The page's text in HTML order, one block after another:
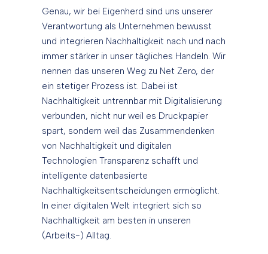
Genau, wir bei Eigenherd sind uns unserer
Verantwortung als Unternehmen bewusst
und integrieren Nachhaltigkeit nach und nach
immer stärker in unser tägliches Handeln. Wir
nennen das unseren Weg zu Net Zero, der
ein stetiger Prozess ist. Dabei ist
Nachhaltigkeit untrennbar mit Digitalisierung
verbunden, nicht nur weil es Druckpapier
spart, sondern weil das Zusammendenken
von Nachhaltigkeit und digitalen
Technologien Transparenz schafft und
intelligente datenbasierte
Nachhaltigkeitsentscheidungen ermöglicht.
In einer digitalen Welt integriert sich so
Nachhaltigkeit am besten in unseren
(Arbeits-) Alltag.